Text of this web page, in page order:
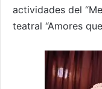
actividades del
teatral “Amores